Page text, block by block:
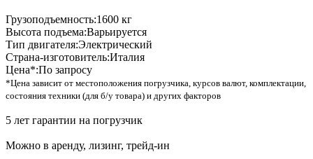
Грузоподъемность:1600 кг
Высота подъема:Варьируется
Тип двигателя:Электрический
Страна-изготовитель:Италия
Цена*:По запросу
*Цена зависит от местоположения погрузчика, курсов валют, комплектации,
состояния техники (для б/у товара) и других факторов
5 лет гарантии на погрузчик
Можно в аренду, лизинг, трейд-ин